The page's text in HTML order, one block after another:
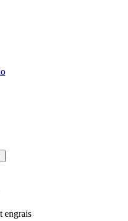
engrais